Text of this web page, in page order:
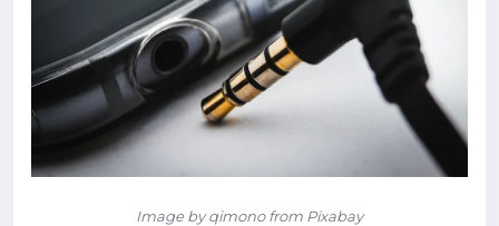
Image by qimono from Pixabay